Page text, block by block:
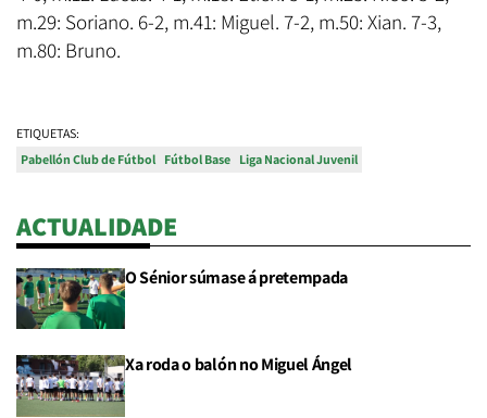
m.29: Soriano. 6-2, m.41: Miguel. 7-2, m.50: Xian. 7-3,
m.80: Bruno.
ETIQUETAS:
Pabellón Club de Fútbol Fútbol Base Liga Nacional Juvenil
ACTUALIDADE
O Sénior súmase á pretempada
Xa roda o balón no Miguel Ángel